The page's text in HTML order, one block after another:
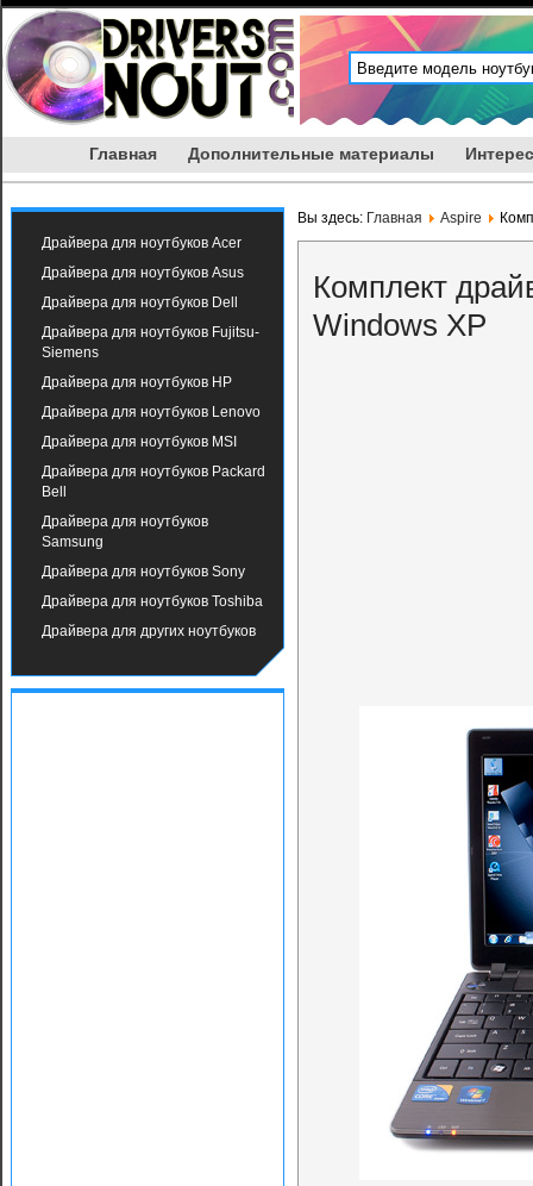
Главная Дополнительные материалы
Драйвера для ноутбуков Acer
Драйвера для ноутбуков Asus
Драйвера для ноутбуков Dell
Драйвера для ноутбуков Fujitsu-
Siemens
Драйвера для ноутбуков HP
Драйвера для ноутбуков Lenovo
Драйвера для ноутбуков MSI
Драйвера для ноутбуков Packard
Bell
Драйвера для ноутбуков
Samsung
Драйвера для ноутбуков Sony
Драйвера для ноутбуков Toshiba
Драйвера для других ноутбуков
Вы здесь: Главная Aspire
Комплект
Windows XP